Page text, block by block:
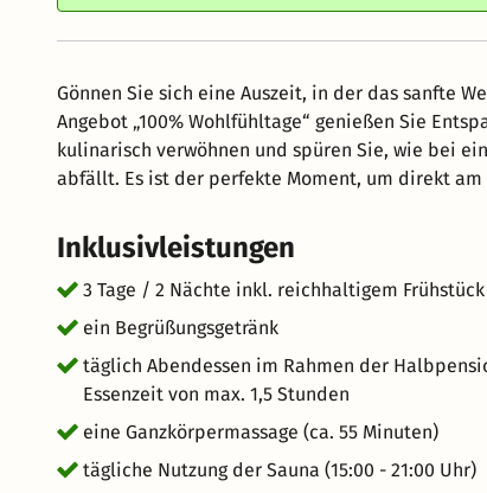
Gönnen Sie sich eine Auszeit, in der das sanfte
Angebot „100% Wohlfühltage“ genießen Sie
kulinarisch verwöhnen und spüren Sie, wie bei
abfällt. Es ist der perfekte Moment, um direkt am
Inklusivleistungen
3 Tage / 2 Nächte inkl. reichhaltigem
ein Begrüßungsgetränk
täglich Abendessen im Rahmen der
Essenzeit von max. 1,5 Stunden
eine Ganzkörpermassage (ca. 55 Minuten)
tägliche Nutzung der Sauna (15:00 - 21:00 Uhr)